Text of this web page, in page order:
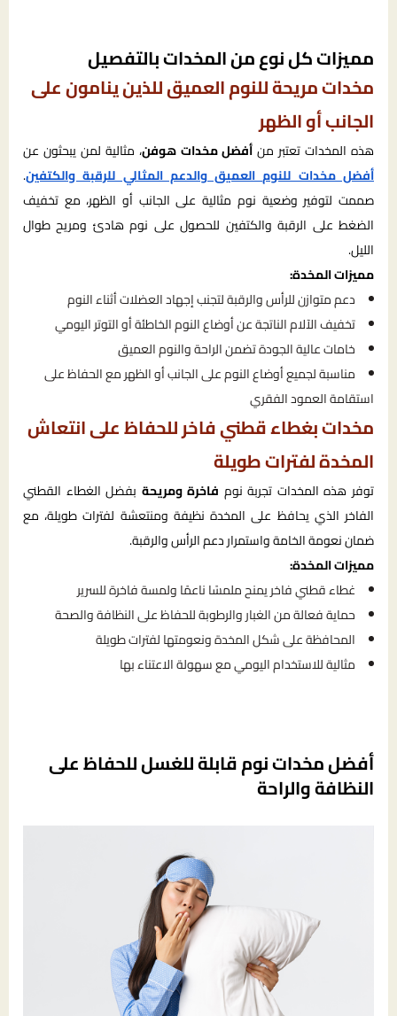
مميزات كل نوع من المخدات بالتفصيل
مخدات مريحة للنوم العميق للذين ينامون على
الجانب أو الظهر
هذه المخدات تعتبر منأفضل مخدات هوفن، مثالية لمن يبحثون عن
أفضل مخدات للنوم العميق والدعم المثالي للرقبة والكتفين.
صممت لتوفير وضعية نوم مثالية على الجانب أو الظهر، مع تخفيف
الضغط على الرقبة والكتفين للحصول على نوم هادئ ومريح طوال
الليل.
مميزات المخدة:
دعم متوازن للرأس والرقبة لتجنب إجهاد العضلات أثناء النوم
تخفيف الآلام الناتجة عن أوضاع النوم الخاطئة أو التوتر اليومي
خامات عالية الجودة تضمن الراحة والنوم العميق
مناسبة لجميع أوضاع النوم على الجانب أو الظهر مع الحفاظ على
استقامة العمود الفقري
مخدات بغطاء قطني فاخر للحفاظ على انتعاش
المخدة لفترات طويلة
توفر هذه المخدات تجربة نوم فاخرة ومريحة بفضل الغطاء القطني
الفاخر الذي يحافظ على المخدة نظيفة ومنتعشة لفترات طويلة، مع
ضمان نعومة الخامة واستمرار دعم الرأس والرقبة.
مميزات المخدة:
غطاء قطني فاخر يمنح ملمسًا ناعمًا ولمسة فاخرة للسرير
حماية فعالة من الغبار والرطوبة للحفاظ على النظافة والصحة
المحافظة على شكل المخدة ونعومتها لفترات طويلة
مثالية للاستخدام اليومي مع سهولة الاعتناء بها
أفضل مخدات نوم قابلة للغسل للحفاظ على
النظافة والراحة